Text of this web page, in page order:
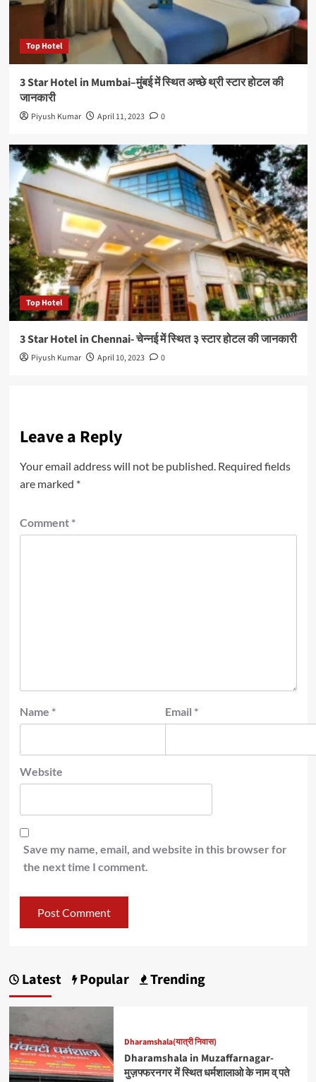
Top Hotel
3 Star Hotel in Mumbai–मुंबई में स्थित अच्छे थ्री स्टार होटल की
जानकारी
Piyush Kumar April 11, 2023 0
Top Hotel
3 Star Hotel in Chennai- चेन्नई में स्थित ३ स्टार होटल की जानकारी
Piyush Kumar April 10, 2023 0
Leave a Reply
Your email address will not be published. Required fields
are marked *
Comment *
Name * Email *
Website
Save my name, email, and website in this browser for
the next time I comment.
Latest Popular Trending
Dharamshala(यात्री निवास)
Dharamshala in Muzaffarnagar-
मुज़फ्फरनगर में स्थित धर्मशालाओ के नाम व् पते